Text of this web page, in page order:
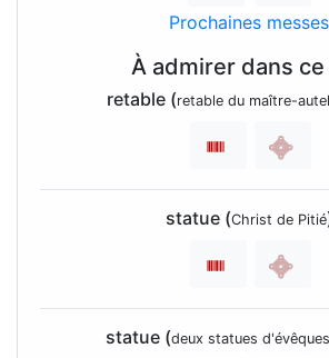
Prochaines messes
À admirer dans ce
retable (retable du maître-
statue (Christ de Pitié
statue (deux statues